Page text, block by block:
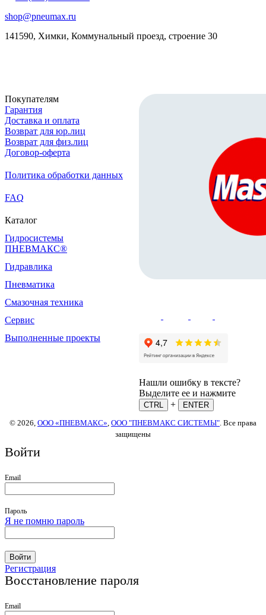
shop@pneumax.ru
141590, Химки, Коммунальный проезд, строение 30
Покупателям
Гарантия
Доставка и оплата
Возврат для юр.лиц
Возврат для физ.лиц
Договор-оферта
Политика обработки данных
FAQ
Каталог
Гидросистемы
ПНЕВМАКС®
Гидравлика
Пневматика
Смазочная техника
Сервис
Выполненные проекты
Нашли ошибку в тексте?
Выделите ее и нажмите
CTRL +
ENTER
© 2026, ООО «ПНЕВМАКС» ООО "ПНЕВМАКС СИСТЕМЫ" . Все права
защищены
Войти
Email
Пароль
Я не помню пароль
Войти
Регистрация
Восстановление пароля
Email